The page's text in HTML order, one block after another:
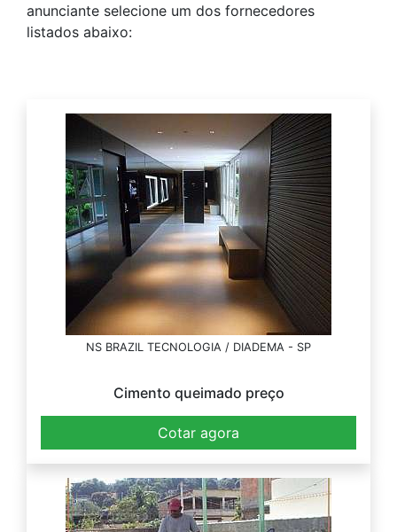
anunciante selecione um dos fornecedores
listados abaixo:
NS BRAZIL TECNOLOGIA / DIADEMA - SP
Cimento queimado preço
Cotar agora